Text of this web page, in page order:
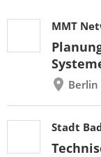
MMT
Berlin
Stadt